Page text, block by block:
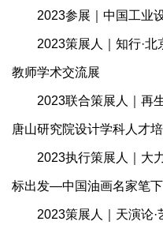
2023参展｜中国工业设
2023策展人｜知行·北
教师学术交流展
2023联合策展人｜再生
唐山研究院设计学科人才
2023执行策展人｜大力
标出发—中国油画名家笔
2023策展人｜天演论·